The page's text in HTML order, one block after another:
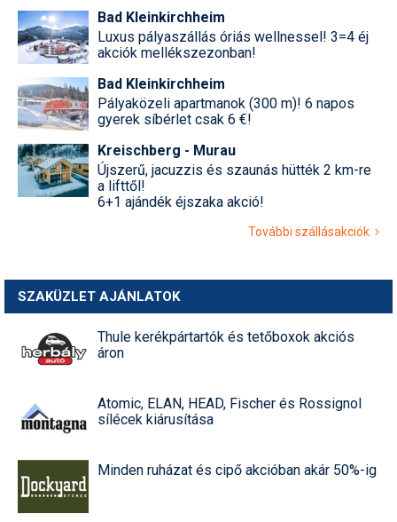
Bad Kleinkirchheim
Luxus pályaszállás óriás wellnessel! 3=4 éj
akciók mellékszezonban!
Bad Kleinkirchheim
Pályaközeli apartmanok (300 m)! 6 napos
gyerek síbérlet csak 6 €!
Kreischberg - Murau
Újszerű, jacuzzis és szaunás hütték 2 km-re
a lifttől!
6+1 ajándék éjszaka akció!
További szállásakciók
SZAKÜZLET AJÁNLATOK
Thule kerékpártartók és tetőboxok akciós
áron
Atomic, ELAN, HEAD, Fischer és Rossignol
sílécek kiárusítása
Minden ruházat és cipő akcióban akár 50%-ig